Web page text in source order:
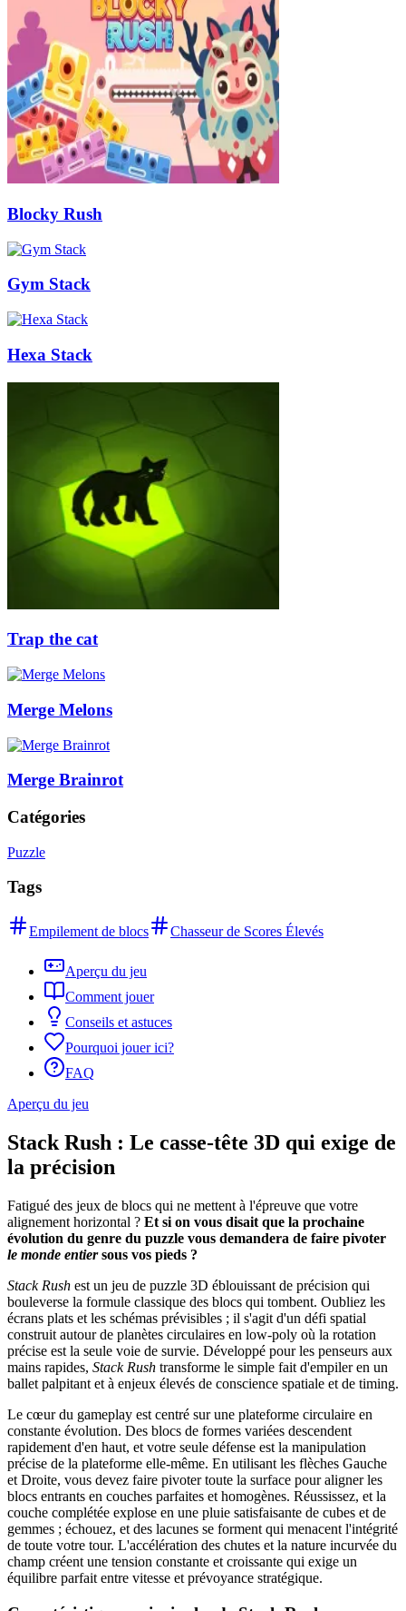
Blocky Rush
Gym Stack
Hexa Stack
Trap the cat
Merge Melons
Merge Brainrot
Catégories
Puzzle
Tags
Empilement de blocs Chasseur de Scores Élevés
Aperçu du jeu
Comment jouer
Conseils et astuces
Pourquoi jouer ici?
FAQ
Aperçu du jeu
Stack Rush : Le casse-tête 3D qui exige de
la précision
Fatigué des jeux de blocs qui ne mettent à l'épreuve que votre
alignement horizontal ? Et si on vous disait que la prochaine
évolution du genre du puzzle vous demandera de faire pivoter
le monde entiersous vos pieds ?
Stack Rush est un jeu de puzzle 3D éblouissant de précision qui
bouleverse la formule classique des blocs qui tombent. Oubliez les
écrans plats et les schémas prévisibles ; il s'agit d'un défi spatial
construit autour de planètes circulaires en low-poly où la rotation
précise est la seule voie de survie. Développé pour les penseurs aux
mains rapides, Stack Rush transforme le simple fait d'empiler en un
ballet palpitant et à enjeux élevés de conscience spatiale et de timing.
Le cœur du gameplay est centré sur une plateforme circulaire en
constante évolution. Des blocs de formes variées descendent
rapidement d'en haut, et votre seule défense est la manipulation
précise de la plateforme elle-même. En utilisant les flèches Gauche
et Droite, vous devez faire pivoter toute la surface pour aligner les
blocs entrants en couches parfaites et homogènes. Réussissez, et la
couche complétée explose en une pluie satisfaisante de cubes et de
gemmes ; échouez, et des lacunes se forment qui menacent l'intégrité
de toute votre tour. L'accélération des chutes et la nature incurvée du
champ créent une tension constante et croissante qui exige un
équilibre parfait entre vitesse et prévoyance stratégique.